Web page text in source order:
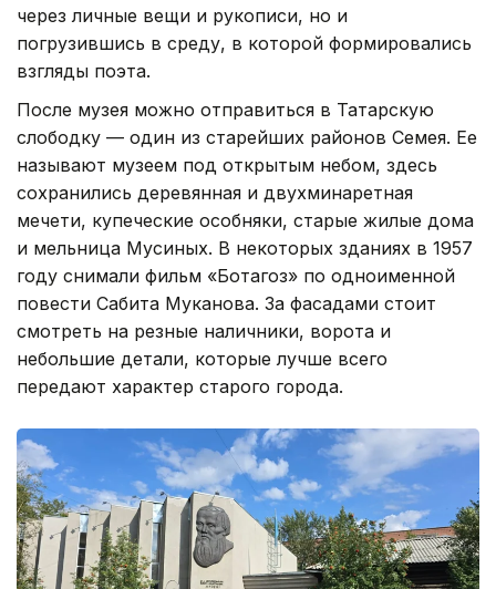
через личные вещи и рукописи, но и
погрузившись в среду, в которой формировались
взгляды поэта.
После музея можно отправиться в Татарскую
слободку — один из старейших районов Семея. Ее
называют музеем под открытым небом, здесь
сохранились деревянная и двухминаретная
мечети, купеческие особняки, старые жилые дома
и мельница Мусиных. В некоторых зданиях в 1957
году снимали фильм «Ботагоз» по одноименной
повести Сабита Муканова. За фасадами стоит
смотреть на резные наличники, ворота и
небольшие детали, которые лучше всего
передают характер старого города.